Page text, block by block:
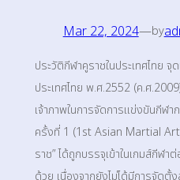
Mar 22, 2024—by
ประวัติกีฬาคูราชในประเทศไทย
ประเทศไทย พ.ศ.2552 (ค.ศ
เจ้าภาพในการจัดการแข่งขันกีฬ
ครั้งที่ 1 (1st Asian Martial
ราช” ได้ถูกบรรจุเข้าในเกมส์กีฬ